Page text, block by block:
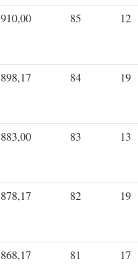
910,00 85 12
898,17 84 19
883,00 83 13
878,17 82 19
868,17 81 17